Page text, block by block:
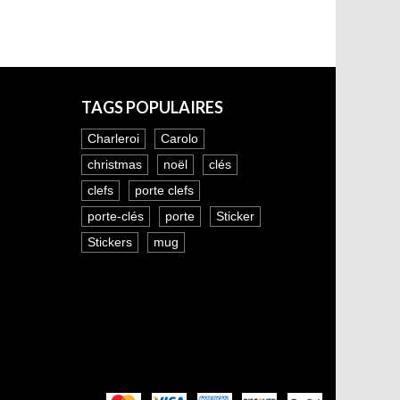
TAGS POPULAIRES
Charleroi
Carolo
christmas
noël
clés
clefs
porte clefs
porte-clés
porte
Sticker
Stickers
mug